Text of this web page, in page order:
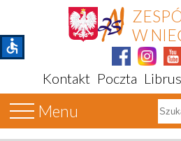
W
Kontakt Poczta Librus
Menu
accessible